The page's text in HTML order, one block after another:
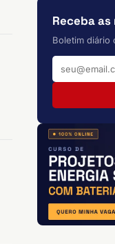
Receba
Boletim diário